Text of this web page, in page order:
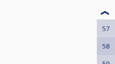
57
58